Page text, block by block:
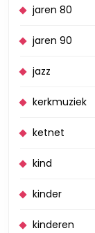
jaren 80
jaren 90
jazz
kerkmuziek
ketnet
kind
kinder
kinderen